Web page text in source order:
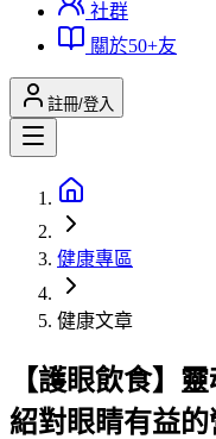
社群
關於50+友
註冊/登入
健康專區
健康文章
【護眼飲食】
紹對眼睛有益的